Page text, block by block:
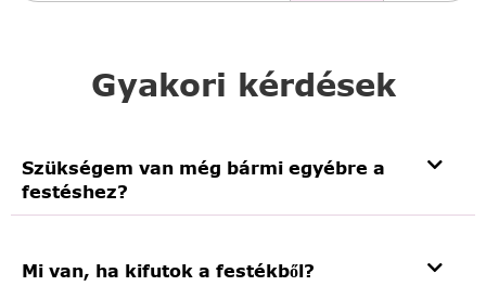
Gyakori kérdések
Szükségem van még bármi egyébre a
festéshez?
Mi van, ha kifutok a festékből?